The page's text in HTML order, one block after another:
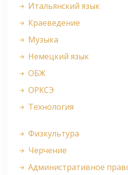
Итальянский язык
Краеведение
Музыка
Немецкий язык
ОБЖ
ОРКСЭ
Технология
Физкультура
Черчение
Административное